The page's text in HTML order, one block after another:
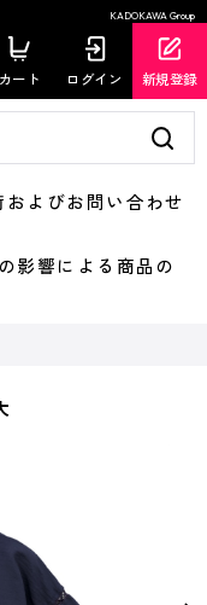
KADOKAWA Group
カート ログイン 新規登録
よびお問い合わせ
響による商品の